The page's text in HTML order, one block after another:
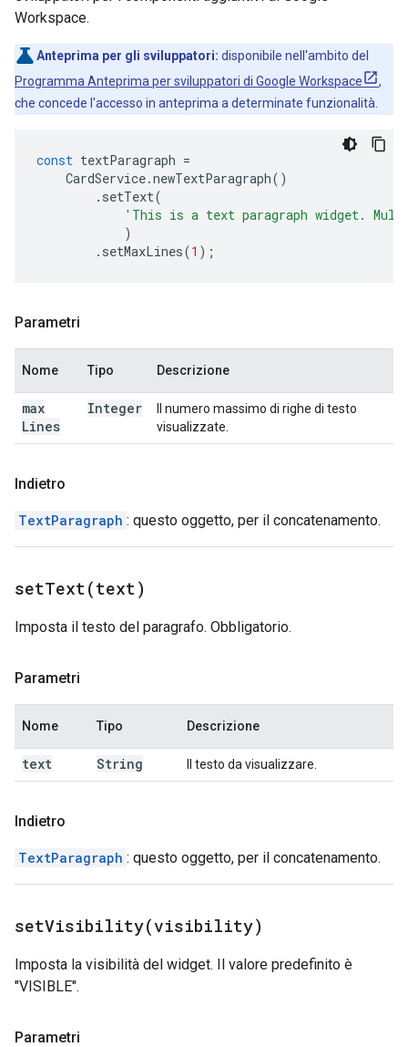
Workspace.
Anteprima per gli sviluppatori: disponibile nell'ambito del
Programma Anteprima per sviluppatori di Google Workspace
,
che concede l'accesso in anteprima a determinate funzionalità.
const textParagraph =
CardService.newTextParagraph()
. setText(
'This is a text paragraph widget.
)
. setMaxLines(1 );
Parametri
Nome Tipo Descrizione
max
Lines
Integer
Il numero massimo di righe di testo
visualizzate.
Indietro
TextParagraph : questo oggetto, per il concatenamento.
setText(text)
Imposta il testo del paragrafo. Obbligatorio.
Parametri
Nome Tipo Descrizione
text String Il testo da visualizzare.
Indietro
TextParagraph : questo oggetto, per il concatenamento.
setVisibility(visibility)
Imposta la visibilità del widget. Il valore predefinito è
"VISIBLE".
Parametri